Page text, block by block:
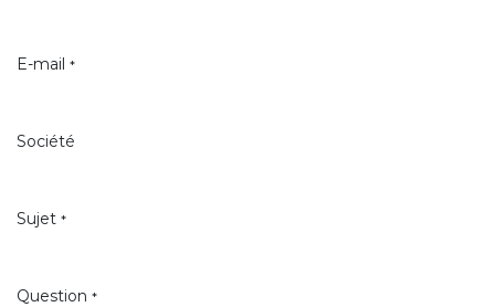
E-mail *
Société
Sujet *
Question *